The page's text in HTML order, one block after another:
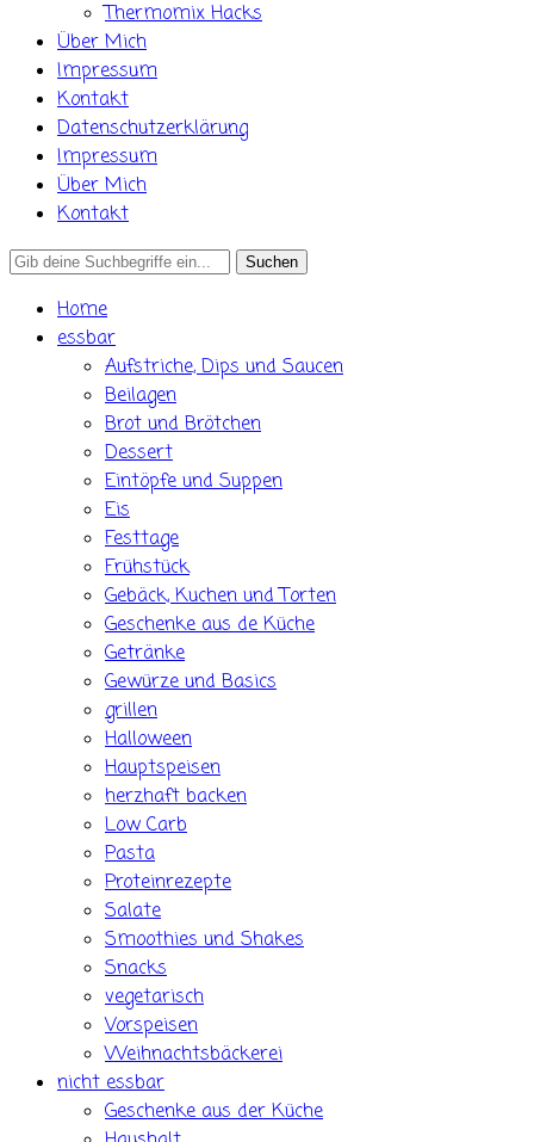
Thermomix Hacks
Über Mich
Impressum
Kontakt
Datenschutzerklärung
Impressum
Über Mich
Kontakt
Search
Home
essbar
Aufstriche, Dips und Saucen
Beilagen
Brot und Brötchen
Dessert
Eintöpfe und Suppen
Eis
Festtage
Frühstück
Gebäck, Kuchen und Torten
Geschenke aus de Küche
Getränke
Gewürze und Basics
grillen
Halloween
Hauptspeisen
herzhaft backen
Low Carb
Pasta
Proteinrezepte
Salate
Smoothies und Shakes
Snacks
vegetarisch
Vorspeisen
Weihnachtsbäckerei
nicht essbar
Geschenke aus der Küche